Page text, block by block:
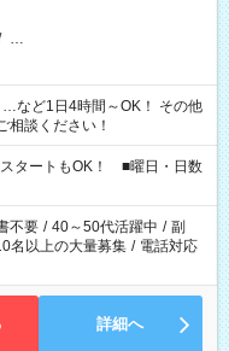
…
1日4時間～OK！ その他
相談ください！
タートもOK！ ■曜日・日数
不要 / 40～50代活躍中 / 副
名以上の大量募集 / 電話対応
詳細へ